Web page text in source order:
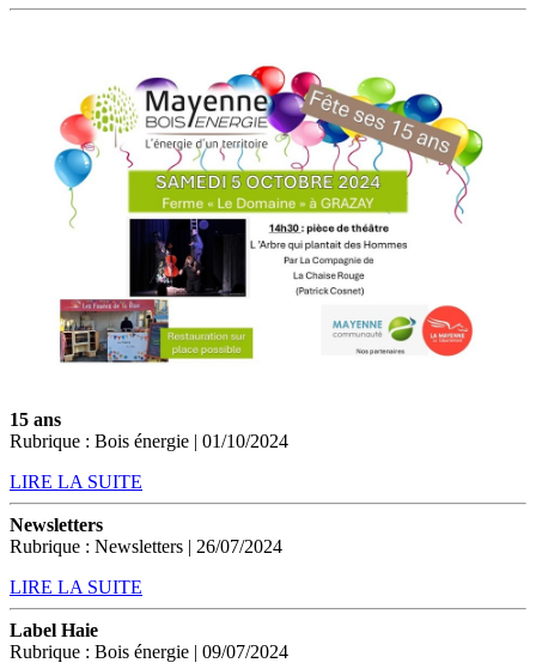
15 ans
Rubrique : Bois énergie | 01/10/2024
LIRE LA SUITE
Newsletters
Rubrique : Newsletters | 26/07/2024
LIRE LA SUITE
Label Haie
Rubrique : Bois énergie | 09/07/2024